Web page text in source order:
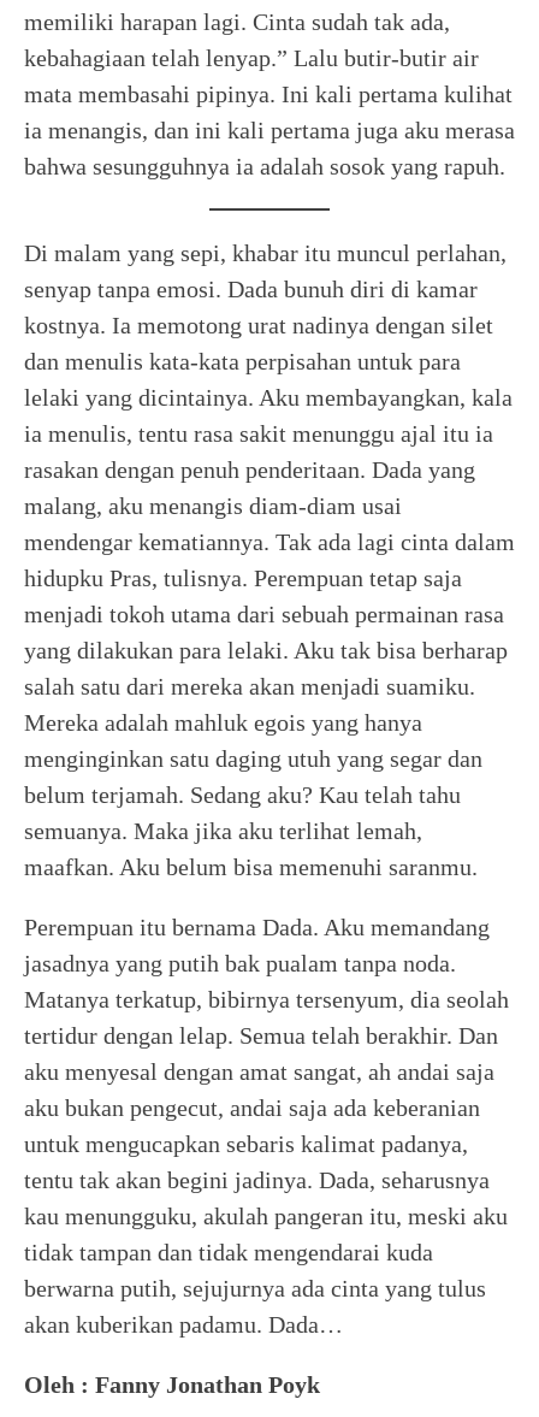
memiliki harapan lagi. Cinta sudah tak ada,
kebahagiaan telah lenyap.” Lalu butir-butir air
mata membasahi pipinya. Ini kali pertama kulihat
ia menangis, dan ini kali pertama juga aku merasa
bahwa sesungguhnya ia adalah sosok yang rapuh.
Di malam yang sepi, khabar itu muncul perlahan,
senyap tanpa emosi. Dada bunuh diri di kamar
kostnya. Ia memotong urat nadinya dengan silet
dan menulis kata-kata perpisahan untuk para
lelaki yang dicintainya. Aku membayangkan, kala
ia menulis, tentu rasa sakit menunggu ajal itu ia
rasakan dengan penuh penderitaan. Dada yang
malang, aku menangis diam-diam usai
mendengar kematiannya. Tak ada lagi cinta dalam
hidupku Pras, tulisnya. Perempuan tetap saja
menjadi tokoh utama dari sebuah permainan rasa
yang dilakukan para lelaki. Aku tak bisa berharap
salah satu dari mereka akan menjadi suamiku.
Mereka adalah mahluk egois yang hanya
menginginkan satu daging utuh yang segar dan
belum terjamah. Sedang aku? Kau telah tahu
semuanya. Maka jika aku terlihat lemah,
maafkan. Aku belum bisa memenuhi saranmu.
Perempuan itu bernama Dada. Aku memandang
jasadnya yang putih bak pualam tanpa noda.
Matanya terkatup, bibirnya tersenyum, dia seolah
tertidur dengan lelap. Semua telah berakhir. Dan
aku menyesal dengan amat sangat, ah andai saja
aku bukan pengecut, andai saja ada keberanian
untuk mengucapkan sebaris kalimat padanya,
tentu tak akan begini jadinya. Dada, seharusnya
kau menungguku, akulah pangeran itu, meski aku
tidak tampan dan tidak mengendarai kuda
berwarna putih, sejujurnya ada cinta yang tulus
akan kuberikan padamu. Dada…
Oleh : Fanny Jonathan Poyk